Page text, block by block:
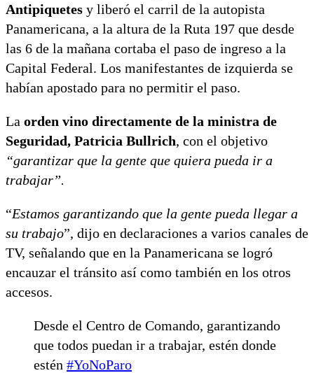
Antipiquetes y liberó el carril de la autopista
Panamericana, a la altura de la Ruta 197 que desde
las 6 de la mañana cortaba el paso de ingreso a la
Capital Federal. Los manifestantes de izquierda se
habían apostado para no permitir el paso.
La orden vino directamente de la ministra de
Seguridad, Patricia Bullrich, con el objetivo
“garantizar que la gente que quiera pueda ir a
trabajar”.
“Estamos garantizando que la gente pueda llegar a
su trabajo”, dijo en declaraciones a varios canales de
TV, señalando que en la Panamericana se logró
encauzar el tránsito así como también en los otros
accesos.
Desde el Centro de Comando, garantizando
que todos puedan ir a trabajar, estén donde
estén #YoNoParo